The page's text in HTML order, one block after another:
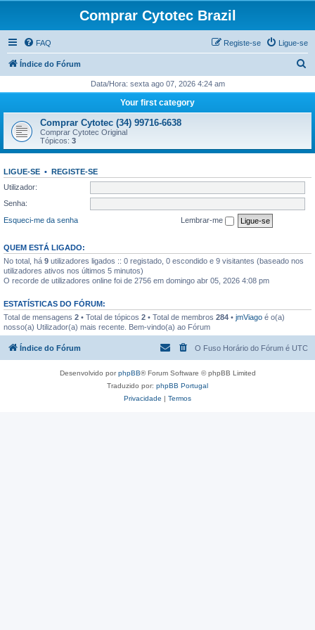
Comprar Cytotec Brazil
FAQ Ligue-se
Registe-se
Índice do Fórum
q
i
Data/Hora: sexta ago 07, 2026 4:24 am
Your first category
Comprar Cytotec (34) 99716-6638
Comprar Cytotec Original
Tópicos: 3
LIGUE-SE • REGISTE-SE
Utilizador:
Senha:
Esqueci-me da senha
Lembrar-me
QUEM ESTÁ LIGADO:
No total, há 9 utilizadores ligados :: 0 registado, 0 escondido e 9 visitantes (baseado nos
utilizadores ativos nos últimos 5 minutos)
O recorde de utilizadores online foi de 2756 em domingo abr 05, 2026 4:08 pm
ESTATÍSTICAS DO FÓRUM:
Total de mensagens 2 • Total de tópicos 2 • Total de membros 284 • jmViago é o(a)
nosso(a) Utilizador(a) mais recente. Bem-vindo(a) ao Fórum
Índice do Fórum O Fuso Horário do Fórum é UTC
Desenvolvido porphpBB® Forum Software © phpBB Limited
Traduzido por: phpBB Portugal
Privacidade | Termos